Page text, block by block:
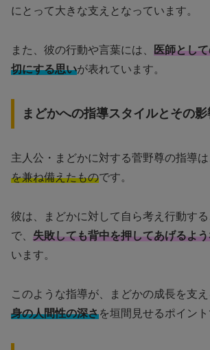
にとって大きな支えとなっています。
また、彼の行動や言葉には、 医師とし
切にする思いが表れています。
まどかへの指導スタイルとその影
主人公・まどかに対する菅野尊の指導は
を兼ね備えたものです。
彼は、まどかに対して自ら考え行動す
で、 失敗しても背中を押してあげるよ
います。
このような指導が、まどかの成長を支え
身の人間性の深さを垣間見せるポイント